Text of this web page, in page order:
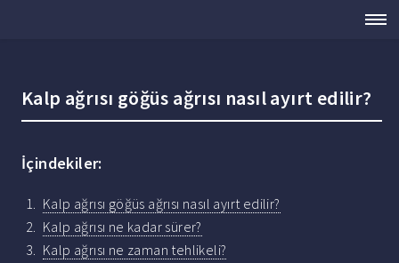
Kalp ağrısı göğüs ağrısı nasıl ayırt edilir?
İçindekiler:
Kalp ağrısı göğüs ağrısı nasıl ayırt edilir?
Kalp ağrısı ne kadar sürer?
Kalp ağrısı ne zaman tehlikeli?